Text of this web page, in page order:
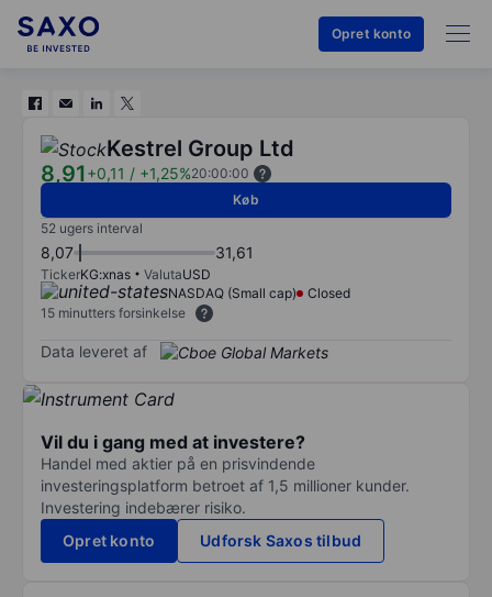
Opret konto
Kestrel Group Ltd
8,91+0,11 / +1,25%20:00:00
Køb
52 ugers interval
8,07 31,61
TickerKG:xnas ValutaUSD
NASDAQ (Small cap)
Closed
15 minutters forsinkelse
Data leveret af
Vil du i gang med at investere?
Handel med aktier på en prisvindende
investeringsplatform betroet af 1,5 millioner kunder.
Investering indebærer risiko.
Opret konto
Udforsk Saxos tilbud